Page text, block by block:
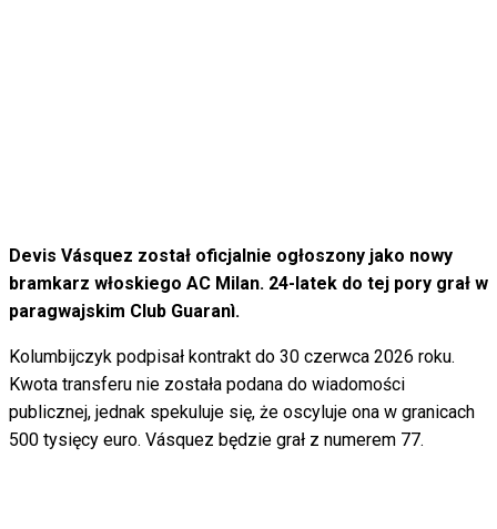
Devis Vásquez został oficjalnie ogłoszony jako nowy
bramkarz włoskiego AC Milan. 24-latek do tej pory grał w
paragwajskim Club Guaranì.
Kolumbijczyk podpisał kontrakt do 30 czerwca 2026 roku.
Kwota transferu nie została podana do wiadomości
publicznej, jednak spekuluje się, że oscyluje ona w granicach
500 tysięcy euro. Vásquez będzie grał z numerem 77.